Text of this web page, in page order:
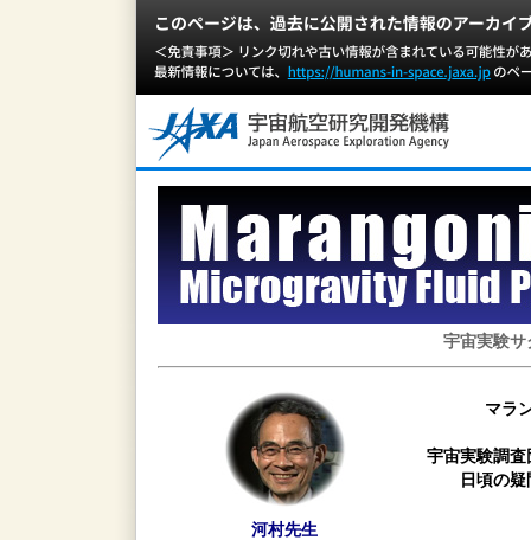
宇宙実験サ
マラ
宇宙実験調
日頃の
河村先生